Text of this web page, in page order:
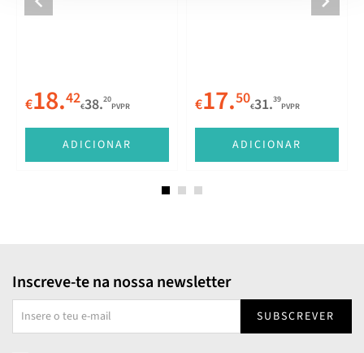
€18.42€38.20
PVPR
ADICIONAR
€17.50€31.39
PVPR
ADICIONAR
Inscreve-te na nossa newsletter
SUBSCREVER